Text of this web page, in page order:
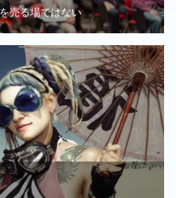
売る場ではない